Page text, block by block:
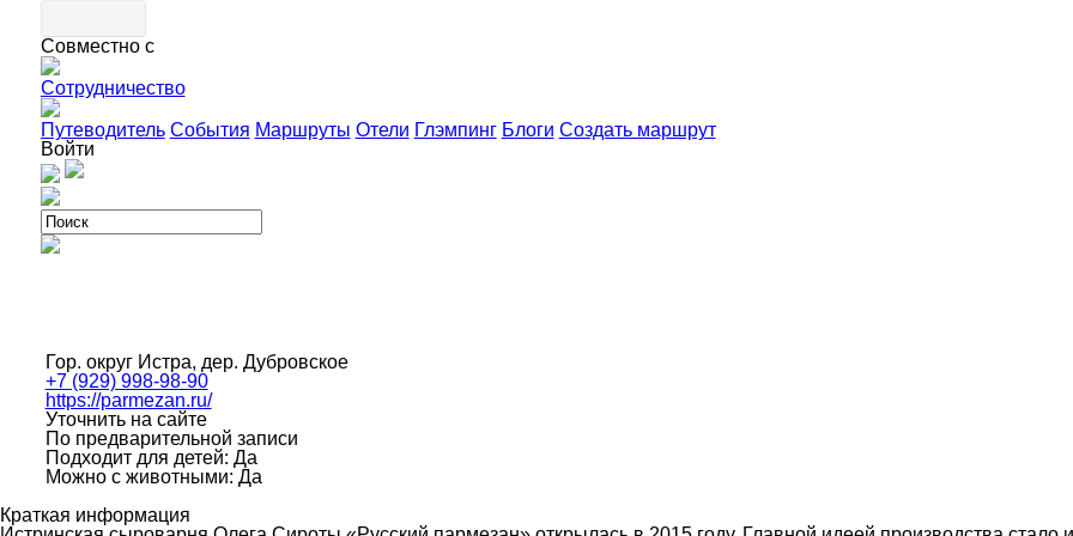
Совместно с
Сотрудничество
Путеводитель События Маршруты Отели Глэмпинг Блоги Создать маршрут
Войти
Гор. округ Истра, дер. Дубровское
+7 (929) 998-98-90
https://parmezan.ru/
Уточнить на сайте
По предварительной записи
Подходит для детей: Да
Можно с животными: Да
Краткая информация